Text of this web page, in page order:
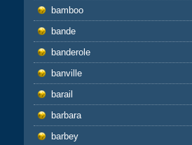
bamboo
bande
banderole
banville
barail
barbara
barbey